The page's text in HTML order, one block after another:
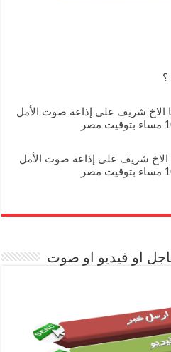
؟
الاخ شريف على إذاعة صوت الأمل
الاخ شريف على إذاعة صوت الأمل
او فيديو او صوت